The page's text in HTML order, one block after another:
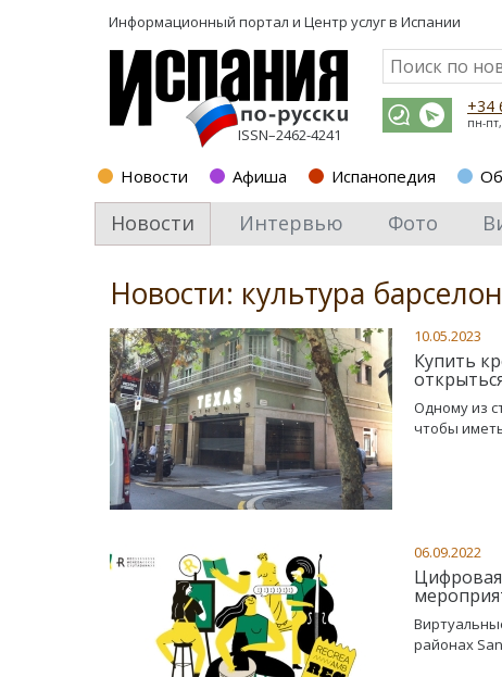
Информационный портал и Центр услуг в Испании
ISSN–2462-4241
+34
пн-
Новости Афиша Испанопедия
Новости Интервью Фото
Новости: культура
10.05.2023
Купить
Одному из
чтобы
06.09.2022
районах